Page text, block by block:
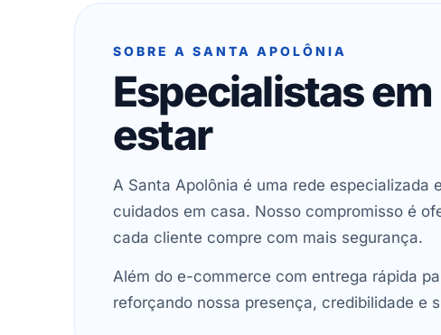
SOBRE A SANTA APOLÔNIA
Especialistas
estar
A Santa Apolônia é uma rede
cuidados em casa. Nosso compromisso é
cada cliente compre com mais segurança.
Além do e-commerce com entrega rápida
reforçando nossa presença, credibilidade e